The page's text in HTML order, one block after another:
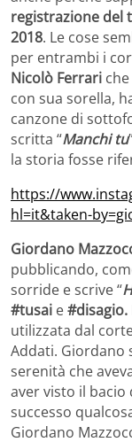
registrazione del
2018. Le cose
per entrambi i
Nicolò Ferrari
con sua sorella,
canzone di
scritta “Manchi tu
la storia fosse
https://
hl=it&taken-
Giordano
pubblicando,
sorride e scrive “
#tusai e#disagio.
utilizzata dal
Addati. Giordano
serenità che
aver visto il bacio
successo
Giordano